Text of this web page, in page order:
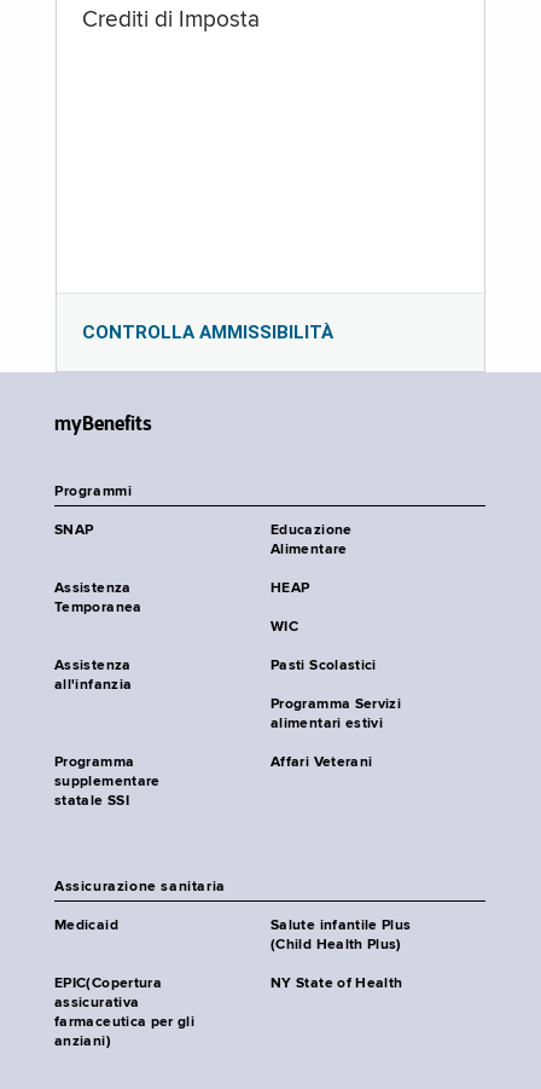
Crediti di Imposta
CONTROLLA AMMISSIBILITÀ
myBenefits
Programmi
SNAP
Educazione
Alimentare
Assistenza
Temporanea
HEAP
WIC
Assistenza
all'infanzia
Pasti Scolastici
Programma Servizi
alimentari estivi
Programma
supplementare
statale SSI
Affari Veterani
Assicurazione sanitaria
Medicaid
Salute infantile Plus
(Child Health Plus)
EPIC(Copertura
assicurativa
farmaceutica per gli
anziani)
NY State of Health